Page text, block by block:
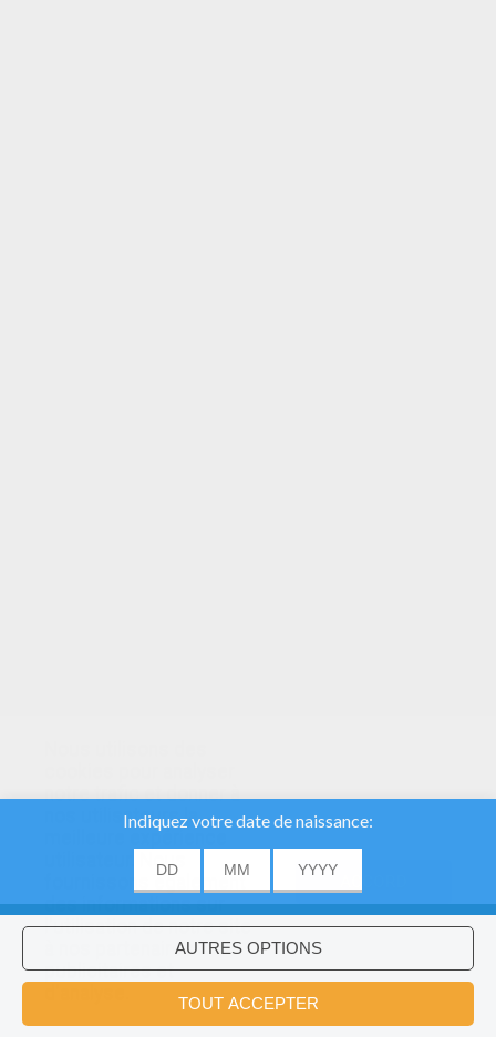
notre trafic et donner à
nos utilisateurs la
meilleure expérience
utilisateur. Nous
fournissons également
des informations sur
l'utilisation de notre site
à nos partenaires
publicitaires et
Voulez-vous installer l'application
Hellokids?
OK
×